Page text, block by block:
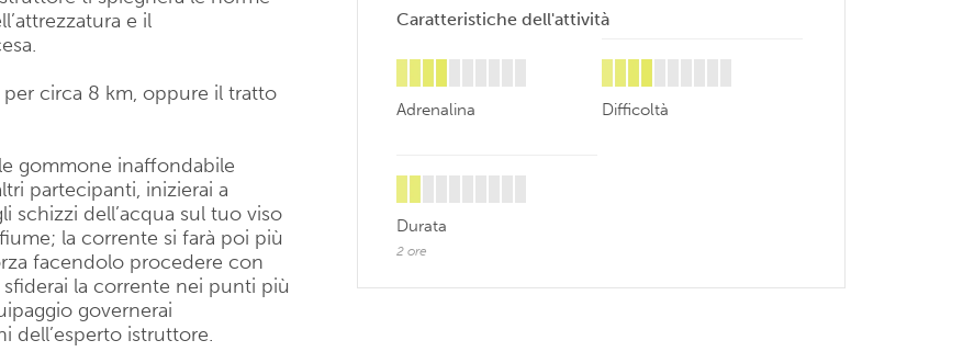
e il
circa 8 km, oppure il tratto
gommone inaffondabile
partecipanti, inizierai a
schizzi dell’acqua sul tuo viso
la corrente si farà poi più
facendolo procedere con
la corrente nei punti più
governerai
dell’esperto istruttore.
Caratteristiche dell'attività
Adrenalina Difficoltà
Durata
2 ore